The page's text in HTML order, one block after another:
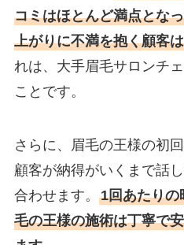
コミはほとんど満点とな
上がりに不満を抱く顧客
れは、大手眉毛サロンチ
ことです。
さらに、眉毛の王様の初
顧客が納得がいくまで話
合わせます。 1回あたりの
毛の王様の施術は丁寧で